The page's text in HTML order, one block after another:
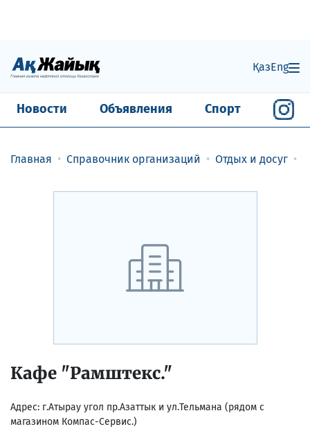
ҚазEng
Новости Объявления Спорт
Главная Справочник организаций Отдых и досуг
Кафе "Рамштекс."
Адрес: г.Атырау угол пр.Азаттык и ул.Тельмана (рядом с
магазином Компас-Сервис.)